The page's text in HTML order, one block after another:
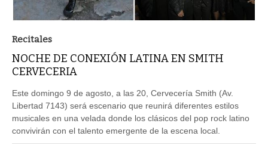
Recitales
NOCHE DE CONEXIÓN LATINA EN SMITH
CERVECERIA
Este domingo 9 de agosto, a las 20, Cervecería Smith (Av.
Libertad 7143) será escenario que reunirá diferentes estilos
musicales en una velada donde los clásicos del pop rock latino
convivirán con el talento emergente de la escena local.